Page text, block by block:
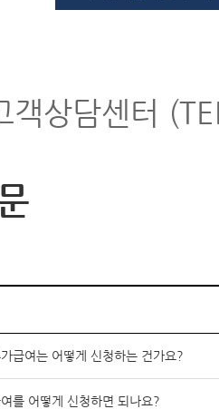
객상담센터
급여는 어떻게 신청하는 건가요?
를 어떻게 신청하면 되나요?